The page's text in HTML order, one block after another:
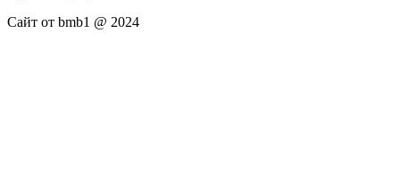
Сайт от bmb1 @ 2024